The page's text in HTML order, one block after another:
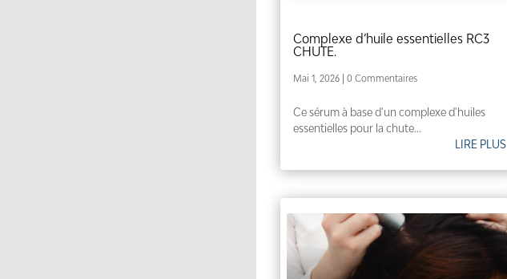
Complexe d’huile essentielles RC3
CHUTE.
Mai 1, 2026 | 0 Commentaires
Ce sérum à base d'un complexe d'huiles
essentielles pour la chute...
LIRE PLUS